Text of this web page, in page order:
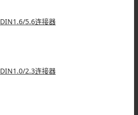
DIN1.6/5.6连接器
DIN1.0/2.3连接器